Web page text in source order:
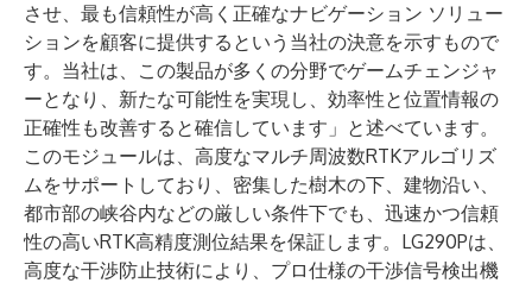
させ、最も信頼性が高く正確なナビゲーション ソリュー
ションを顧客に提供するという当社の決意を示すもので
す。当社は、この製品が多くの分野でゲームチェンジャ
ーとなり、新たな可能性を実現し、効率性と位置情報の
正確性も改善すると確信しています」と述べています。
このモジュールは、高度なマルチ周波数RTKアルゴリズ
ムをサポートしており、密集した樹木の下、建物沿い、
都市部の峡谷内などの厳しい条件下でも、迅速かつ信頼
性の高いRTK高精度測位結果を保証します。LG290Pは、
高度な干渉防止技術により、プロ仕様の干渉信号検出機